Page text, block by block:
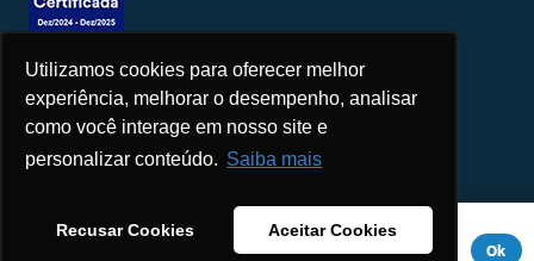
Utilizamos cookies para oferecer melhor
experiência, melhorar o desempenho, analisar
como você interage em nosso site e
personalizar conteúdo. Saiba mais
Recusar Cookies Aceitar Cookies
Seja um patrocinador
Este site usa cookies para melhorar sua experiência. Se você
continuar a usar este site, você concorda com ele.Aviso de Ok